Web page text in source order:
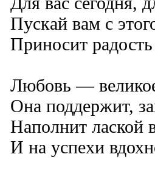
Пускай вам с
Приносит
Любовь —
Она поддержит,
Наполнит лаской
И на успехи